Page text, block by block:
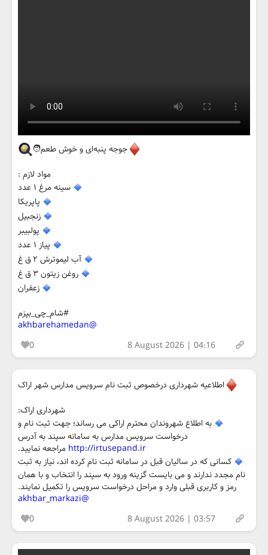
جوجه پنبه‌ای و خوش طعم🧑‍
مواد لازم :
سینه مرغ ۱ عدد
پاپریکا
زنجبیل
پولبیبر
پیاز ۱ عدد
آب لیموترش ۲ ق غ
روغن زیتون ۳ ق غ
زعفران
#شام_چی_بپزم
@akhbarehamedan
0
8 August 2026 | 04:16
اطلاعیه شهرداری درخصوص ثبت نام سرویس مدارس شهر اراک
شهرداری اراک:
به اطلاع شهروندان محترم اراکی می رساند؛ جهت ثبت نام و
درخواست سرویس مدارس به سامانه سپند به آدرس
http://irtusepand.ir مراجعه نمایید.
کسانی که در سالیان قبل در سامانه ثبت نام کرده اند، نیاز به ثبت
نام مجدد ندارند و می بایست گزینه ورود به سپند را انتخاب و با همان
رمز و کاربری قبلی وارد و مراحل درخواست سرویس را تکمیل نمایند.
@akhbar_markazi
0
8 August 2026 | 03:57